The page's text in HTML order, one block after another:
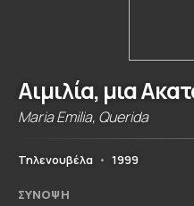
Αιμιλία, μια
Maria Emilia, Querida
Τηλενουβέλα • 1999
ΣΎΝΟΨΗ